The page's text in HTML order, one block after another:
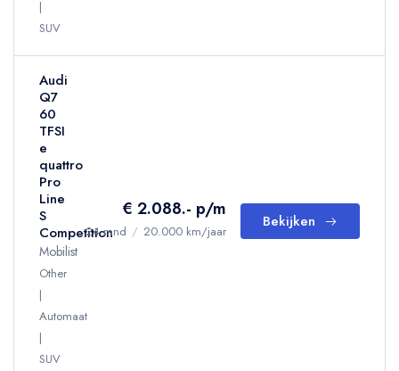
SUV
Audi
Q7
60
TFSI
e
quattro
Pro
Line
S
Competition
Mobilist
Other
Automaat
SUV
€ 2.088.- p/m
24 mnd / 20.000 km/jaar
Bekijken